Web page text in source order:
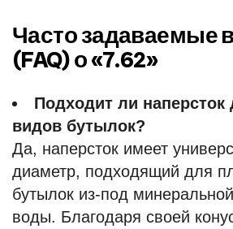
Часто задаваемые
(FAQ) о «7.62»
Подходит ли наперсток
видов бутылок?
Да, наперсток имеет
диаметр, подходящий для
бутылок из-под
воды. Благодаря своей